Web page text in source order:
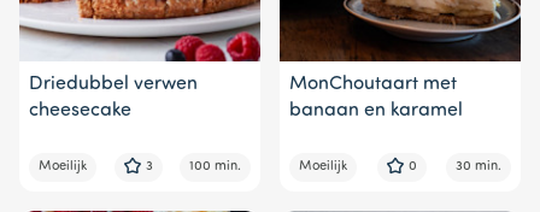
Driedubbel verwen
cheesecake
Moeilijk 3 100 min.
MonChoutaart met
banaan en karamel
Moeilijk 0 30 min.